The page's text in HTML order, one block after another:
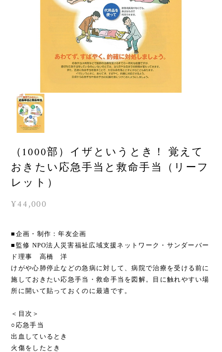
（1000部）イザというとき！ 覚えて
おきたい応急手当と救命手当（リーフ
レット）
¥44,000
■企画・制作：年友企画
■監修 NPO法人災害福祉広域支援ネットワーク・サンダーバー
ド理事 高橋 洋
けがや心肺停止などの急病に対して、病院で治療を受ける前に
施しておきたい応急手当・救命手当を図解。目に触れやすい場
所に開いて貼っておくのに最適です。
＜目次＞
○応急手当
出血しているとき
火傷をしたとき